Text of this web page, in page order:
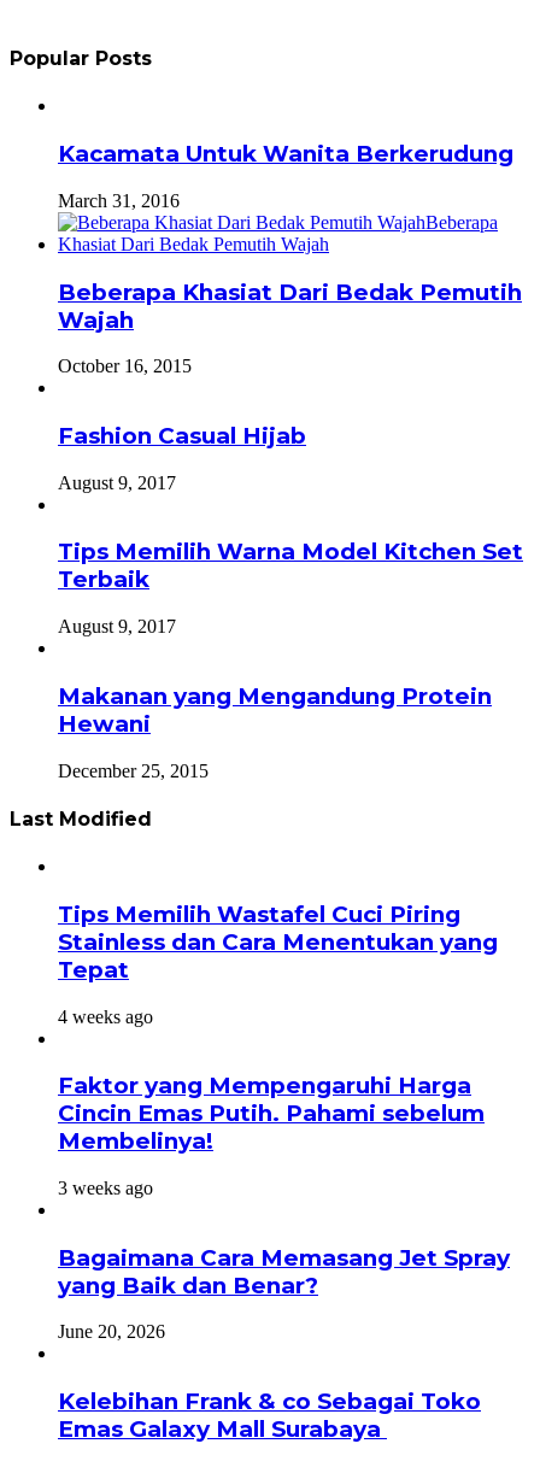
Popular Posts
Kacamata Untuk Wanita Berkerudung
March 31, 2016
Beberapa Khasiat Dari Bedak Pemutih
Wajah
October 16, 2015
Fashion Casual Hijab
August 9, 2017
Tips Memilih Warna Model Kitchen Set
Terbaik
August 9, 2017
Makanan yang Mengandung Protein
Hewani
December 25, 2015
Last Modified
Tips Memilih Wastafel Cuci Piring
Stainless dan Cara Menentukan yang
Tepat
4 weeks ago
Faktor yang Mempengaruhi Harga
Cincin Emas Putih. Pahami sebelum
Membelinya!
3 weeks ago
Bagaimana Cara Memasang Jet Spray
yang Baik dan Benar?
June 20, 2026
Kelebihan Frank & co Sebagai Toko
Emas Galaxy Mall Surabaya